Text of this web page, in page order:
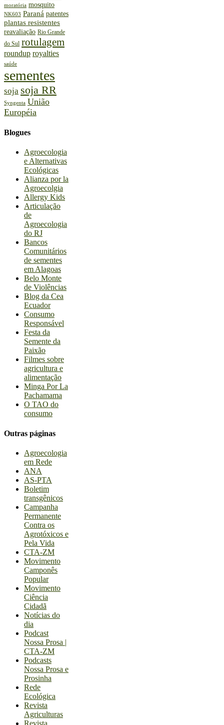
moratória mosquito
NK603 Paraná patentes
plantas resistentes
reavaliação Rio Grande
do Sul rotulagem
roundup royalties
saúde
sementes
soja soja RR
Syngenta União
Européia
Blogues
Agroecologia
e Alternativas
Ecológicas
Alianza por la
Agroecolgia
Allergy Kids
Articulação
de
Agroecologia
do RJ
Bancos
Comunitários
de sementes
em Alagoas
Belo Monte
de Violências
Blog da Cea
Ecuador
Consumo
Responsável
Festa da
Semente da
Paixão
Filmes sobre
agricultura e
alimentação
Minga Por La
Pachamama
O TAO do
consumo
Outras páginas
Agroecologia
em Rede
ANA
AS-PTA
Boletim
transgênicos
Campanha
Permanente
Contra os
Agrotóxicos e
Pela Vida
CTA-ZM
Movimento
Camponês
Popular
Movimento
Ciência
Cidadã
Notícias do
dia
Podcast
Nossa Prosa |
CTA-ZM
Podcasts
Nossa Prosa e
Prosinha
Rede
Ecológica
Revista
Agriculturas
Revista